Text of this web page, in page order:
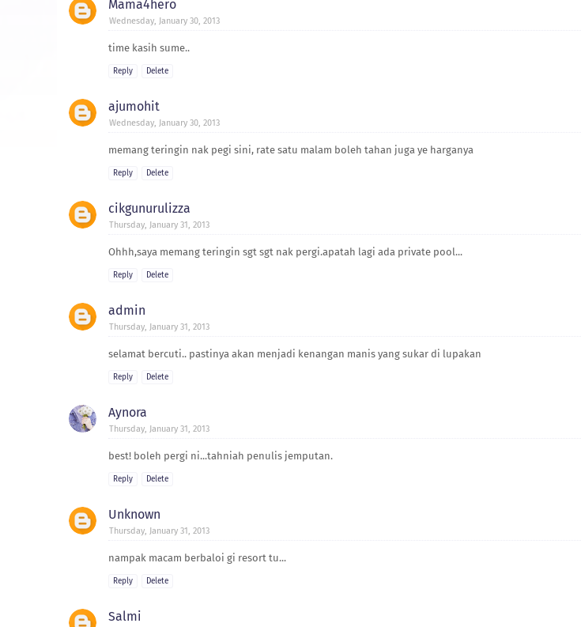
Mama4hero
Wednesday, January 30, 2013
time kasih sume..
Reply Delete
ajumohit
Wednesday, January 30, 2013
memang teringin nak pegi sini, rate satu malam boleh tahan juga ye harganya
Reply Delete
cikgunurulizza
Thursday, January 31, 2013
Ohhh,saya memang teringin sgt sgt nak pergi.apatah lagi ada private pool...
Reply Delete
admin
Thursday, January 31, 2013
selamat bercuti.. pastinya akan menjadi kenangan manis yang sukar di lupakan
Reply Delete
Aynora
Thursday, January 31, 2013
best! boleh pergi ni...tahniah penulis jemputan.
Reply Delete
Unknown
Thursday, January 31, 2013
nampak macam berbaloi gi resort tu...
Reply Delete
Salmi